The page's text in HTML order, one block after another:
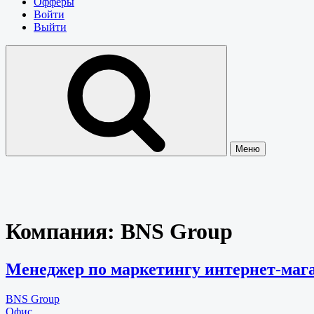
Войти
Выйти
Меню
Компания: BNS Group
Менеджер по маркетингу интернет-
BNS Group
Офис